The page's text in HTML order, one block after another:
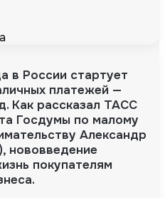
в России стартует
платежей —
. Как рассказал ТАСС
Госдумы по малому
Александр
нововведение
покупателям